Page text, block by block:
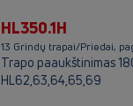
HL350.1H
13 Grindų trapai/Priedai,
Trapo paaukštinimas
HL62,63,64,65,69